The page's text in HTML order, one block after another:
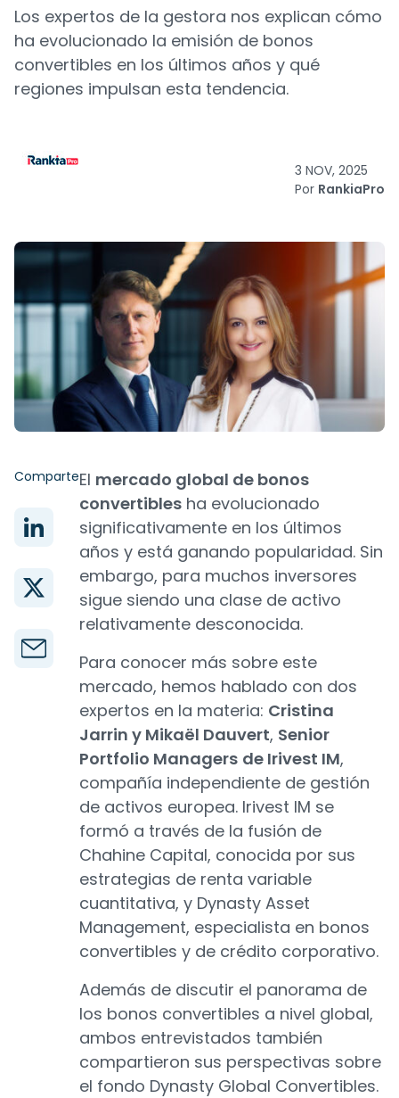
Los expertos de la gestora nos explican cómo
ha evolucionado la emisión de bonos
convertibles en los últimos años y qué
regiones impulsan esta tendencia.
3 NOV, 2025
Por RankiaPro
ComparteEl mercado global de bonos
convertibles ha evolucionado
significativamente en los últimos
años y está ganando popularidad. Sin
embargo, para muchos inversores
sigue siendo una clase de activo
relativamente desconocida.
Para conocer más sobre este
mercado, hemos hablado con dos
expertos en la materia: Cristina
Jarrin y Mikaël Dauvert, Senior
Portfolio Managers de Irivest IM,
compañía independiente de gestión
de activos europea. Irivest IM se
formó a través de la fusión de
Chahine Capital, conocida por sus
estrategias de renta variable
cuantitativa, y Dynasty Asset
Management, especialista en bonos
convertibles y de crédito corporativo.
Además de discutir el panorama de
los bonos convertibles a nivel global,
ambos entrevistados también
compartieron sus perspectivas sobre
el fondo Dynasty Global Convertibles.